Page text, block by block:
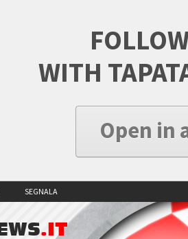
WITH
Open in
SEGNALA
.IT